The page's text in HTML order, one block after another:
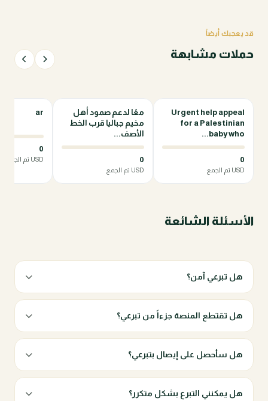
قد يعجبك أيضاً
حملات مشابهة
0%Urgent help appeal
for a Palestinian
baby who...
0
USD تم الجمع
0%معًا لدعم صمود أهل
مخيم جباليا قرب الخط
الأصف...
0
USD تم الجمع
ar
0
USD تم الجمع
الأسئلة الشائعة
هل تبرعي آمن؟
هل تقتطع المنصة جزءاً من تبرعي؟
هل سأحصل على إيصال بتبرعي؟
هل يمكنني التبرع بشكل متكرر؟